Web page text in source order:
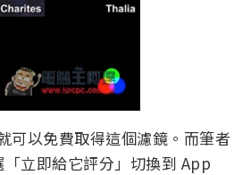
可以免費取得這個濾鏡。而筆者
立即給它評分」切換到 App